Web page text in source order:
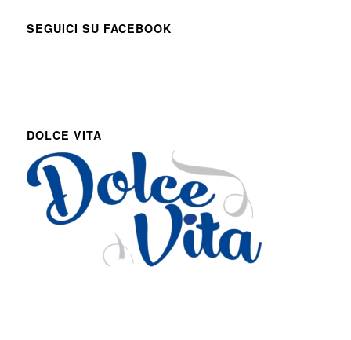
SEGUICI SU FACEBOOK
DOLCE VITA